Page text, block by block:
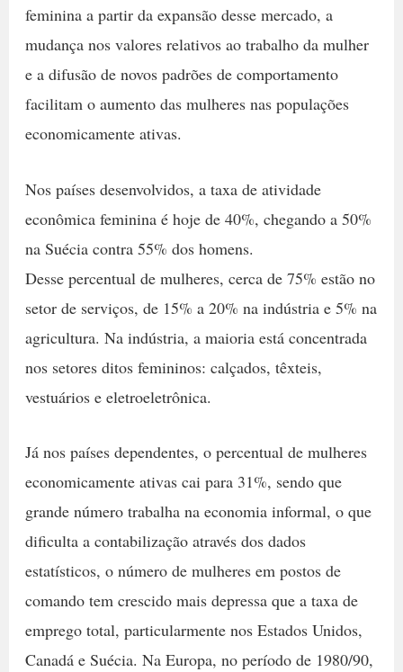
feminina a partir da expansão desse mercado, a
mudança nos valores relativos ao trabalho da mulher
e a difusão de novos padrões de comportamento
facilitam o aumento das mulheres nas populações
economicamente ativas.
Nos países desenvolvidos, a taxa de atividade
econômica feminina é hoje de 40%, chegando a 50%
na Suécia contra 55% dos homens.
Desse percentual de mulheres, cerca de 75% estão no
setor de serviços, de 15% a 20% na indústria e 5% na
agricultura. Na indústria, a maioria está concentrada
nos setores ditos femininos: calçados, têxteis,
vestuários e eletroeletrônica.
Já nos países dependentes, o percentual de mulheres
economicamente ativas cai para 31%, sendo que
grande número trabalha na economia informal, o que
dificulta a contabilização através dos dados
estatísticos, o número de mulheres em postos de
comando tem crescido mais depressa que a taxa de
emprego total, particularmente nos Estados Unidos,
Canadá e Suécia. Na Europa, no período de 1980/90,